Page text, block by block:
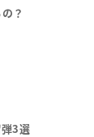
？
3選